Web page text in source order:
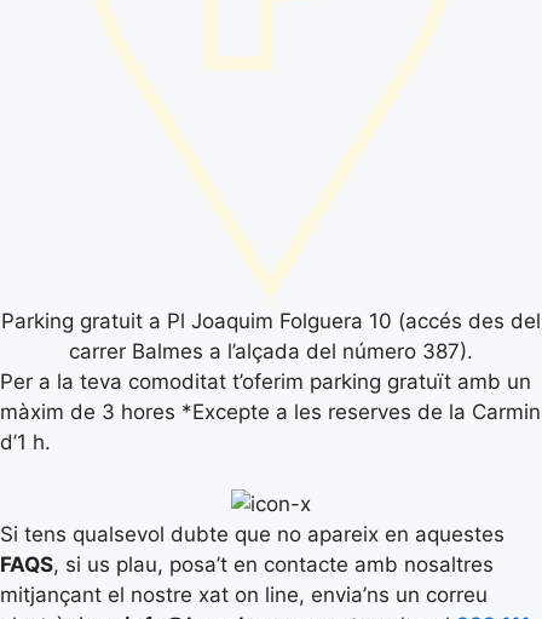
Parking gratuit a Pl Joaquim Folguera 10 (accés des del
carrer Balmes a l’alçada del número 387).
Per a la teva comoditat t’oferim parking gratuït amb un
màxim de 3 hores *Excepte a les reserves de la Carmin
d’1 h.
Si tens qualsevol dubte que no apareix en aquestes
FAQS, si us plau, posa’t en contacte amb nosaltres
mitjançant el nostre xat on line, envia’ns un correu